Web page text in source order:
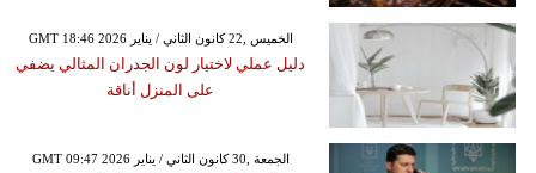
GMT 18:46 2026 الخميس ,22 كانون الثاني / يناير
دليل عملي لاختيار لون الجدران المثالي يضفي
على المنزل أناقة
GMT 09:47 2026 الجمعة ,30 كانون الثاني / يناير